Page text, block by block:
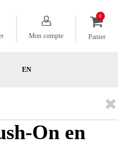
Mon compte Panier
EN
On en